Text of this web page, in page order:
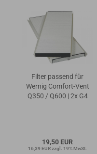
Filter passend für
Wernig Comfort-Vent
Q350 / Q600 | 2x G4
19,50 EUR
16,39 EUR zzgl. 19% MwSt.